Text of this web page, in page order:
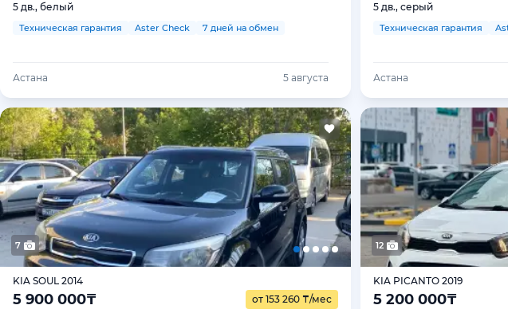
5 дв., белый
Техническая гарантия Aster Check 7 дней на обмен
Астана 5 августа
5 дв., серый
Техническая гарантия
Астана
7
KIA SOUL 2014
5 900 000₸ от 153 260 ₸/мес
12
KIA PICANTO 2019
5 200 000₸